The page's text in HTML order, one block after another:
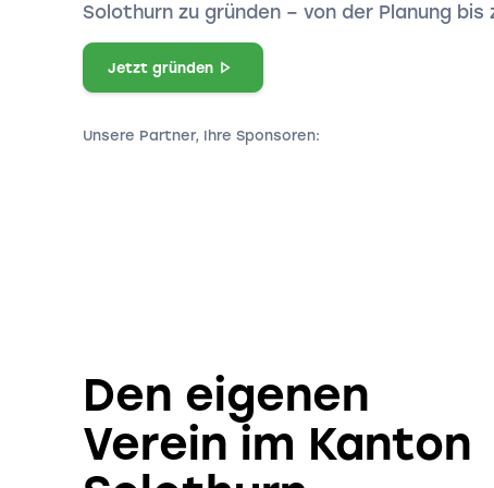
Solothurn zu gründen – von der Planung
Jetzt gründen
Unsere Partner, Ihre Sponsoren:
Den eigenen
Verein im Kanton